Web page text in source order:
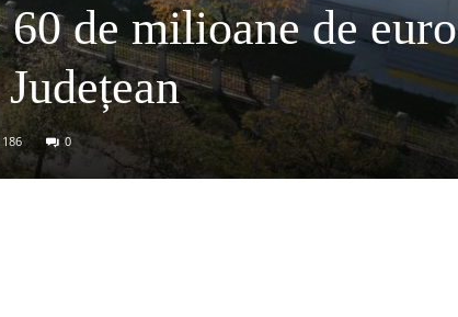
de milioane de euro
186 0